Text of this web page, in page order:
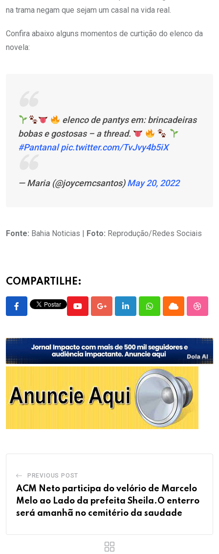
na trama negam que sejam um casal na vida real.
Confira abaixo alguns momentos de curtição do elenco da
novela:
elenco de pantys em: brincadeiras
bobas e gostosas – a thread.
#Pantanal pic.twitter.com/TvJvy4b5iX
— Maria (@joycemcsantos)May 20, 2022
Fonte: Bahia Noticias | Foto: Reprodução/Redes Sociais
COMPARTILHE:
YoutubeGoogle+LinkedInWhatsappCloud
PREVIOUS POST
ACM Neto participa do velório de Marcelo
Melo ao Lado da prefeita Sheila.O enterro
será amanhã no cemitério da saudade